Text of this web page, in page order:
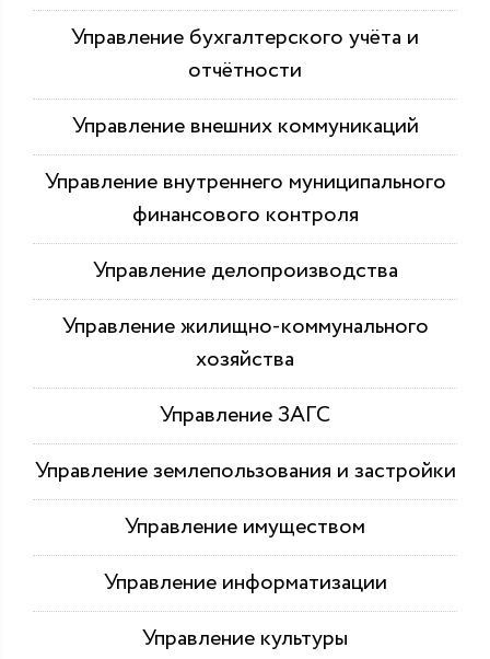
Управление бухгалтерского учёта и
отчётности
Управление внешних коммуникаций
Управление внутреннего муниципального
финансового контроля
Управление делопроизводства
Управление жилищно-коммунального
хозяйства
Управление ЗАГС
Управление землепользования и застройки
Управление имуществом
Управление информатизации
Управление культуры